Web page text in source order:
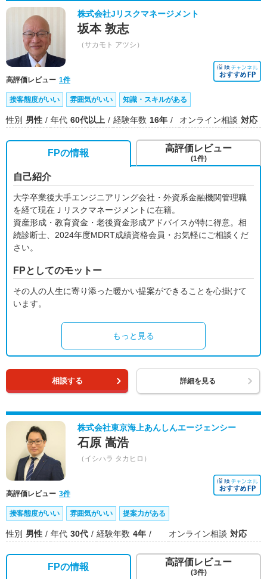
株式会社Jリスクマネージメント
坂本 敦志
（サカモト アツシ）
高評価レビュー 1件
接客態度がいい 雰囲気がいい 知識・スキルがある
性別 男性 年代 60代以上 経験年数 16年 オンライン相談 対応
FPの情報
自己紹介
大学卒業後大手エンジニアリング会社・外資系金融機関管理職
を経て現在Ｊリスクマネージメントに在籍。
資産形成・教育資金・老後資金形成アドバイスが特に得意。相
続診断士、2024年度MDRT成績資格会員・お気軽にご相談くだ
さい。
FPとしてのモットー
その人の人生に寄り添った暖かい提案ができることを心掛けて
います。
もっと見る
高評価レビュー
(1件)
相談する 詳細を見る
株式会社東京海上あんしんエージェンシー
石原 嵩浩
（イシハラ タカヒロ）
高評価レビュー 3件
接客態度がいい 雰囲気がいい 提案力がある
性別 男性 年代 30代 経験年数 4年 オンライン相談 対応
FPの情報 高評価レビュー
(3件)